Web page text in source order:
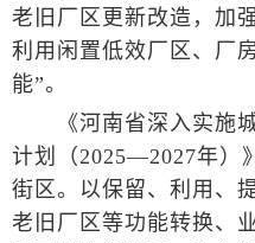
老旧厂区更新改造，加
利用闲置低效厂区、厂
能”。
《河南省深入实施城
计划（2025—2027年）
街区。以保留、利用、
老旧厂区等功能转换、